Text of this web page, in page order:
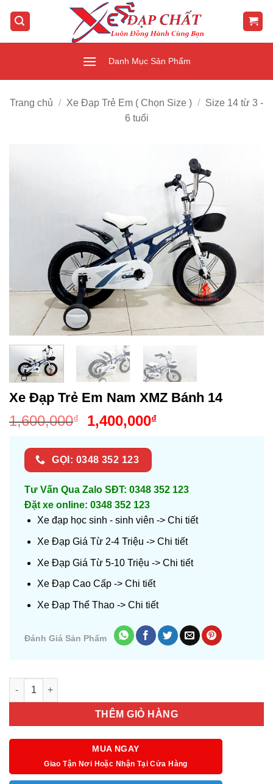
qua
Danh Mục Sản Phẩm
Trang chủ / Xe Đạp Trẻ Em ( Chọn Size ) /
Size 14 từ 3 -
6 tuổi
Xe Đạp Trẻ Em Nam XMZ Bánh 14
1,600,000₫
Giá
là:
1,600,000₫.
1,400,000₫Giá
GỌI: 0348 352 123
Tư Vấn Qua Zalo SĐT: 0348 352 123
Đặt xe online: 0348 352 123
Xe đạp học sinh - sinh viên -> Chi tiết
Xe Đạp Giá Từ 2-4 Triệu -> Chi tiết
Xe Đạp Giá Từ 5-10 Triệu -> Chi tiết
Xe Đạp Cao Cấp -> Chi tiết
Xe Đạp Thể Thao -> Chi tiết
Đánh Giá Sản Phẩm
Số lượng
THÊM GIỎ HÀNG
MUA NGAY
Giao Tận Nơi Hoặc Nhận Tại Cửa Hàng